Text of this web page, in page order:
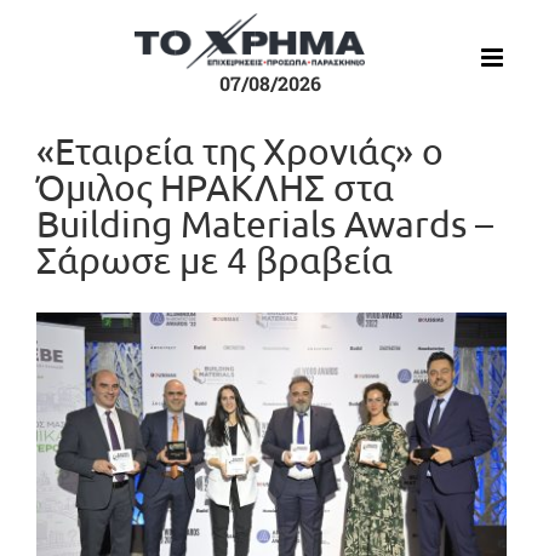
07/08/2026
«Εταιρεία της Χρονιάς» ο
Όμιλος ΗΡΑΚΛΗΣ στα
Building Materials Awards –
Σάρωσε με 4 βραβεία
Προβολή
μεγαλύτερης
εικόνας